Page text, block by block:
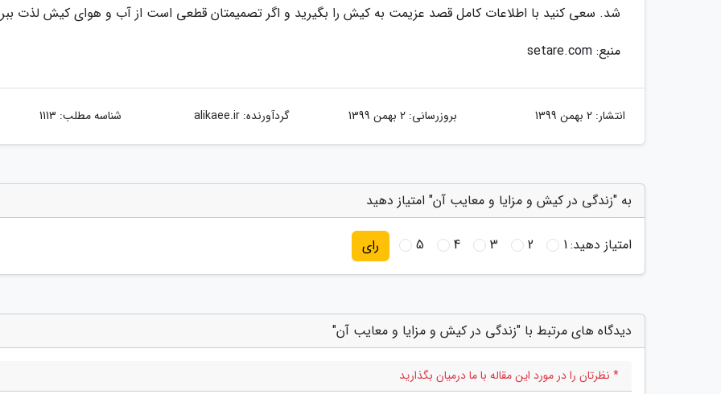
شد. سعی کنید با اطلاعات کامل قصد عزیمت به کیش را بگیرید و اگر تصمیمتان قطعی است از آب و هوای کیش لذت
منبع: setare.com
انتشار: 2 بهمن 1399 بروزرسانی: 2 بهمن 1399 گردآورنده:alikaee.ir شناسه مطلب: 1113
به "زندگی در کیش و مزایا و معایب آن" امتیاز دهید
امتیاز دهید:1
2
3
4
5 رای
دیدگاه های مرتبط با "زندگی در کیش و مزایا و معایب آن"
* نظرتان را در مورد این مقاله با ما درمیان بگذارید